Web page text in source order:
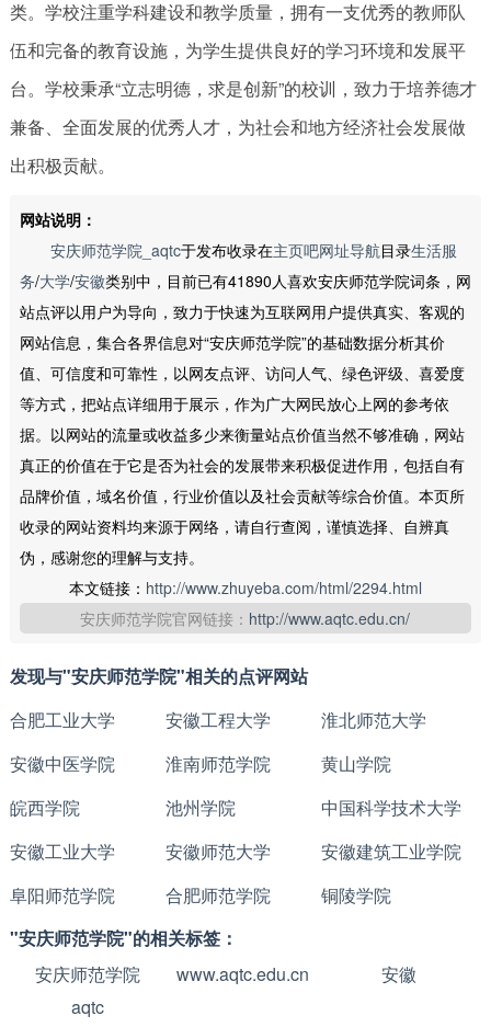
类。学校注重学科建设和教学质量，拥有一支优秀的教师队
伍和完备的教育设施，为学生提供良好的学习环境和发展平
台。学校秉承“立志明德，求是创新”的校训，致力于培养德才
兼备、全面发展的优秀人才，为社会和地方经济社会发展做
出积极贡献。
网站说明：
安庆师范学院_aqtc于发布收录在主页吧网址导航目录生活服
务/大学/安徽类别中，目前已有41890人喜欢安庆师范学院词条，网
站点评以用户为导向，致力于快速为互联网用户提供真实、客观的
网站信息，集合各界信息对“安庆师范学院”的基础数据分析其价
值、可信度和可靠性，以网友点评、访问人气、绿色评级、喜爱度
等方式，把站点详细用于展示，作为广大网民放心上网的参考依
据。以网站的流量或收益多少来衡量站点价值当然不够准确，网站
真正的价值在于它是否为社会的发展带来积极促进作用，包括自有
品牌价值，域名价值，行业价值以及社会贡献等综合价值。本页所
收录的网站资料均来源于网络，请自行查阅，谨慎选择、自辨真
伪，感谢您的理解与支持。
本文链接： http://www.zhuyeba.com/html/2294.html
安庆师范学院官网链接： http://www.aqtc.edu.cn/
发现与"安庆师范学院"相关的点评网站
合肥工业大学
安徽工程大学
淮北师范大学
安徽中医学院
淮南师范学院
黄山学院
皖西学院
池州学院
中国科学技术大学
安徽工业大学
安徽师范大学
安徽建筑工业学院
阜阳师范学院
合肥师范学院
铜陵学院
"安庆师范学院"的相关标签：
安庆师范学院
www.aqtc.edu.cn
安徽
aqtc